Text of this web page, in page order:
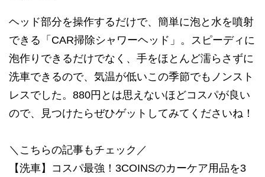
ヘッド部分を操作するだけで、簡単に泡と水を噴射
できる「CAR掃除シャワーヘッド」。スピーディに
泡作りできるだけでなく、手をほとんど濡らさずに
洗車できるので、気温が低いこの季節でもノンスト
レスでした。880円とは思えないほどコスパが良い
ので、見つけたらぜひゲットしてみてくださいね！
＼こちらの記事もチェック／
【洗車】コスパ最強！3COINSのカーケア用品を3